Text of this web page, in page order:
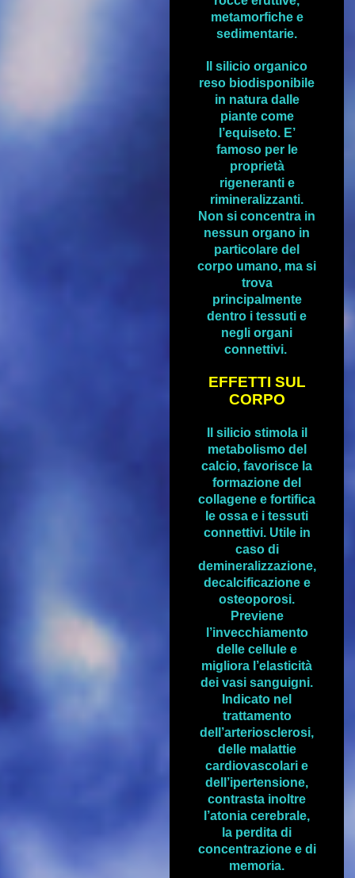
metamorfiche e
sedimentarie.
Il silicio organico
reso biodisponibile
in natura dalle
piante come
l’equiseto. E’
famoso per le
proprietà
rigeneranti e
rimineralizzanti.
Non si concentra in
nessun organo in
particolare del
corpo umano, ma si
trova
principalmente
dentro i tessuti e
negli organi
connettivi.
EFFETTI SUL
CORPO
Il silicio stimola il
metabolismo del
calcio, favorisce la
formazione del
collagene e fortifica
le ossa e i tessuti
connettivi. Utile in
caso di
demineralizzazione,
decalcificazione e
osteoporosi.
Previene
l’invecchiamento
delle cellule e
migliora l’elasticità
dei vasi sanguigni.
Indicato nel
trattamento
dell’arteriosclerosi,
delle malattie
cardiovascolari e
dell’ipertensione,
contrasta inoltre
l’atonia cerebrale,
la perdita di
concentrazione e di
memoria.